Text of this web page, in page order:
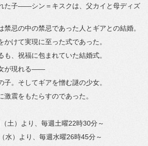
た子――シン＝キスクは、父カイと母ディズ
禁忌の中の禁忌であった人とギアとの結婚。
かけて実現に至った式であった。
も、祝福に包まれていた結婚式。
が現れる――
子。そしてギアを憎む謎の少女。
激震をもたらすのであった。
土）より、毎週土曜22時30分～
水）より、毎週水曜26時45分～